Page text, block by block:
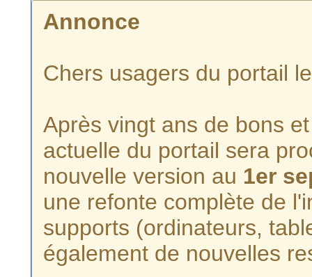
Annonce
Chers usagers du portail
Après vingt ans de bons
actuelle du portail sera
nouvelle version au 1er
une refonte complète de
supports (ordinateurs,
également de nouvelles